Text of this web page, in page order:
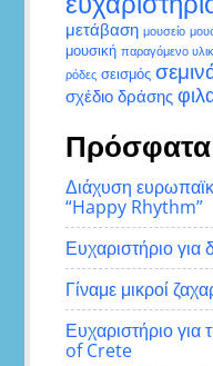
μετάβαση μουσείο
μουσική παραγόμενο
ρόδες σεισμός
σχέδιο δράσης
Διάχυση
“Happy Rhythm”
Ευχαριστήριο για
Γίναμε μικροί
Ευχαριστήριο
of Crete